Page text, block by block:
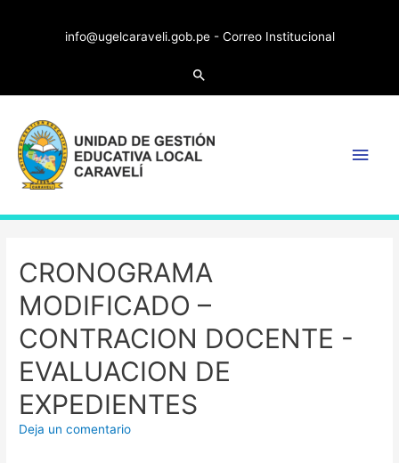
info@ugelcaraveli.gob.pe - Correo Institucional
CRONOGRAMA
MODIFICADO –
CONTRACION DOCENTE -
EVALUACION DE
EXPEDIENTES
Deja un comentario